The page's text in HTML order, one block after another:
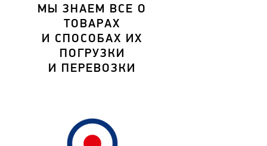
МЫ ЗНАЕМ ВСЕ О
ТОВАРАХ
И СПОСОБАХ ИХ
ПОГРУЗКИ
И ПЕРЕВОЗКИ